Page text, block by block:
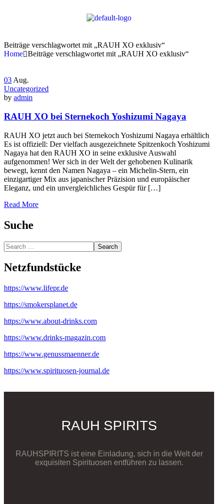
Beiträge verschlagwortet mit „RAUH XO exklusiv“
Home Beiträge verschlagwortet mit „RAUH XO exklusiv“
03 Aug.
Uncategorized
by admin
RAUH XO bei Sternekoch Yoshizumi Nagaya
RAUH XO jetzt auch bei Sternekoch Yoshizumi Nagaya erhältlich
Es ist offiziell: Der vielfach ausgezeichnete Spitzenkoch Yoshizumi
Nagaya hat den RAUH XO in seine exklusive Auswahl
aufgenommen! Wer sich in der Welt der gehobenen Kulinarik
bewegt, kennt den Namen Nagaya – ein Michelin-Stern, ein
einzigartiger Mix aus japanischer Präzision und europäischer
Eleganz, und ein unvergleichliches Gespür für […]
Read More
Suche
Search
Netzfundstücke
https://www.lifepr.de
https://smokersplanet.de
https://www.about-drinks.com
https://www.drinks-magazin.com
https://www.genussmaenner.de
https://www.spirituosen-journal.de
RAUH SPIRITS
RAUHSPIRITS ist eine Einladung, sich in die Welt der
exquisiten Spirituosen entführen zu lassen.